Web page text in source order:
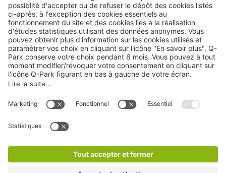
Cookies
Copyright
CGV
Déclaration de confidentialité
stationnement sur place